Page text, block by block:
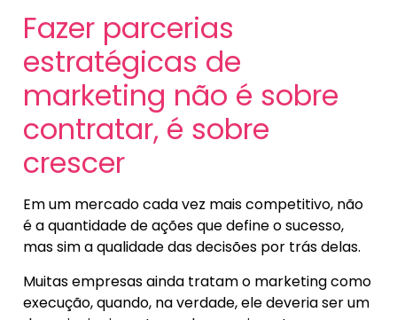
Fazer parcerias
estratégicas de
marketing não é sobre
contratar, é sobre
crescer
Em um mercado cada vez mais competitivo, não
é a quantidade de ações que define o sucesso,
mas sim a qualidade das decisões por trás delas.
Muitas empresas ainda tratam o marketing como
execução, quando, na verdade, ele deveria ser um